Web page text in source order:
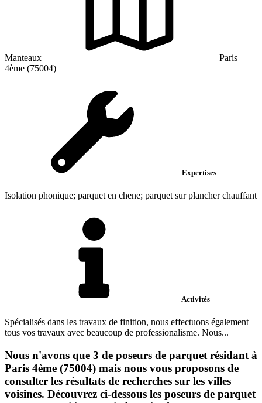
Manteaux
Paris
4ème (75004)
Expertises
Isolation phonique; parquet en chene; parquet sur plancher chauffant
Activités
Spécialisés dans les travaux de finition, nous effectuons également
tous vos travaux avec beaucoup de professionalisme. Nous...
Nous n'avons que 3 de poseurs de parquet résidant à
Paris 4ème (75004) mais nous vous proposons de
consulter les résultats de recherches sur les villes
voisines. Découvrez ci-dessous les poseurs de parquet